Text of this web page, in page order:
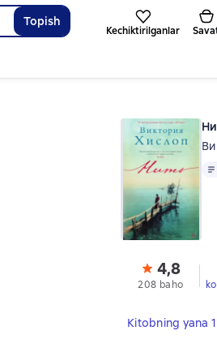
Topish
Kechiktirilganlar
4,8
208 baho
Kitobning yana